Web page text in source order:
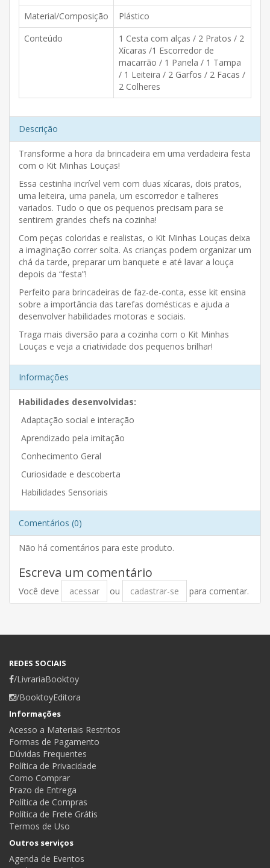
Material/Composição
Plástico
Conteúdo
1 Cesta com alças / 2 Pratos / 2
Xícaras /1 Escorredor de
macarrão / 1 Panela / 1 Tampa
/ 1 Leiteira / 2 Garfos / 2 Facas /
2 Colheres
Descrição
Transforme a hora da brincadeira em uma verdadeira festa
com o Kit Minhas Louças!
Essa cestinha incrível vem com duas xícaras, dois pratos,
uma leiteira, uma panela, um escorredor e talheres
variados. Tudo o que os pequenos precisam para se
sentirem grandes chefs na cozinha!
Com peças coloridas e realistas, o Kit Minhas Louças deixa
a imaginação correr solta. As crianças podem organizar um
chá da tarde, preparar um banquete e até lavar a louça
depois da “festa”!
Perfeito para brincadeiras de faz-de-conta, esse kit ensina
sobre a importância das tarefas domésticas e ajuda a
desenvolver habilidades motoras e sociais.
Traga mais diversão para a cozinha com o Kit Minhas
Louças e veja a criatividade dos pequenos brilhar!
Informações
Habilidades desenvolvidas:
Adaptação social e interação
Aprendizado pela imitação
Conhecimento Geral
Curiosidade e descoberta
Habilidades Sensoriais
Comentários (0)
Não há comentários para este produto.
Escreva um comentário
Você deve acessar ou cadastrar-se para comentar.
REDES SOCIAIS
/LivrariaBooktoy
/BooktoyEditora
Informações
Acesso a Materiais Restritos
Formas de Pagamento
Dúvidas Frequentes
Política de Privacidade
Como Comprar
Prazo de Entrega
Política de Compras
Política de Frete Grátis
Termos de Uso
Outros serviços
Agenda de Eventos